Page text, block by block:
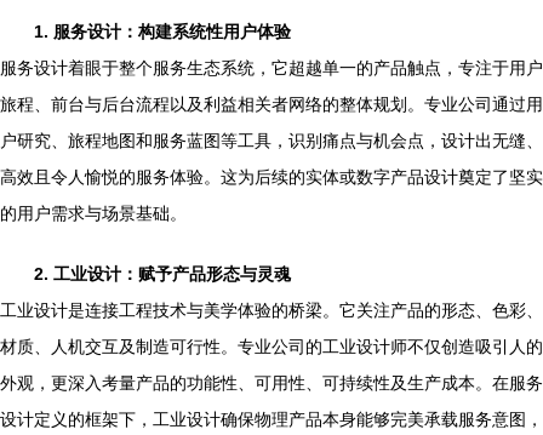
1. 服务设计：构建系统性用户体验
服务设计着眼于整个服务生态系统，它超越单一的产品触点，专注于用户
旅程、前台与后台流程以及利益相关者网络的整体规划。专业公司通过用
户研究、旅程地图和服务蓝图等工具，识别痛点与机会点，设计出无缝、
高效且令人愉悦的服务体验。这为后续的实体或数字产品设计奠定了坚实
的用户需求与场景基础。
2. 工业设计：赋予产品形态与灵魂
工业设计是连接工程技术与美学体验的桥梁。它关注产品的形态、色彩、
材质、人机交互及制造可行性。专业公司的工业设计师不仅创造吸引人的
外观，更深入考量产品的功能性、可用性、可持续性及生产成本。在服务
设计定义的框架下，工业设计确保物理产品本身能够完美承载服务意图，